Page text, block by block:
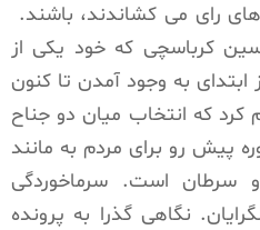
رای می کشاندند، باشند.
کرباسچی که خود یکی از
ابتدای به وجود آمدن تا کنون
کرد که انتخاب میان دو جناح
پیش رو برای مردم به مانند
سرطان است. سرماخوردگی
نگاهی گذرا به پرونده